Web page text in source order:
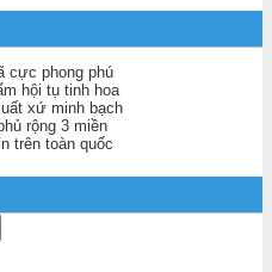
cực phong phú
hội tụ tinh hoa
xứ minh bạch
rộng 3 miền
trên toàn quốc